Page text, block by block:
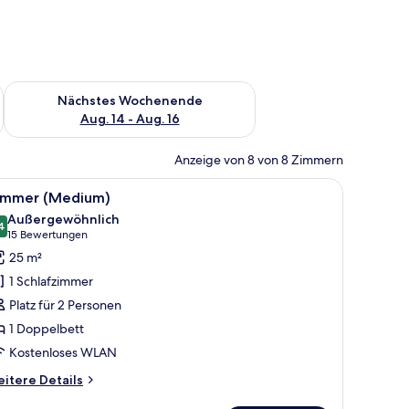
Aug. 7 - Aug. 9.
Nächstes Wochenende
Aug. 14 - Aug. 16
Überprüfe die Verfügbarkeit für nächstes Wochenende, Aug.
Anzeige von 8 von 8 Zimmern
Sessel, einer Pflanze, einem Plattenspieler und einem Buch auf einem Tisch.
Zimmer (Medium) | Zimmersafe,
5 (Medium)
von 10
Außergewöhnlich
15 Bewertungen
(15
Bewertungen)
25 m²
1 Schlafzimmer
Platz für 2 Personen
1 Doppelbett
Kostenloses WLAN
Details